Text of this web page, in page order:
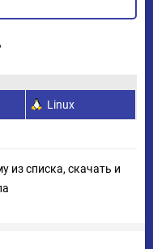
Linux
из списка, скачать и